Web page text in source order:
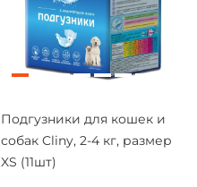
Подгузники для кошек и
собак Cliny, 2-4 кг, размер
XS (11шт)